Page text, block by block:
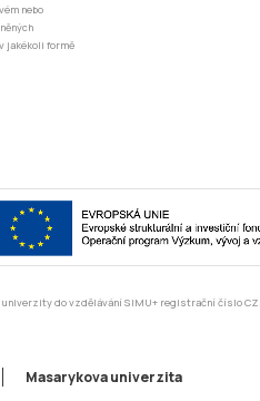
nebo
jakékoli formě
do vzdělávání SIMU+ registrační číslo
Masarykova univerzita